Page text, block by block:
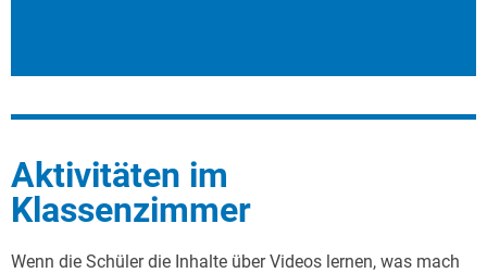
Aktivitäten im
Klassenzimmer
Wenn die Schüler die Inhalte über Videos lernen, was mach